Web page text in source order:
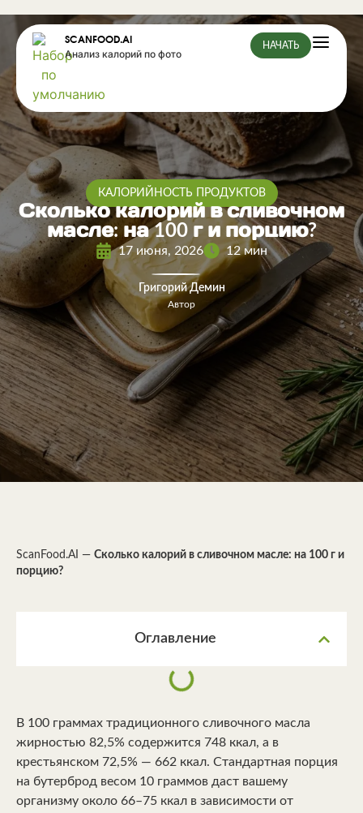
SCANFOOD.AI
Анализ калорий по фото
НАЧАТЬ
КАЛОРИЙНОСТЬ ПРОДУКТОВ
Сколько калорий в сливочном
масле: на 100 г и порцию?
17 июня, 2026 12 мин
Григорий Демин
Автор
ScanFood.AI — Сколько калорий в сливочном масле: на 100 г и
порцию?
Оглавление
В 100 граммах традиционного сливочного масла
жирностью 82,5% содержится 748 ккал, а в
крестьянском 72,5% — 662 ккал. Стандартная порция
на бутерброд весом 10 граммов даст вашему
организму около 66–75 ккал в зависимости от